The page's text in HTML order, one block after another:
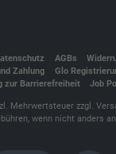
AGBs
Zahlung
Glo
zur Barrierefreiheit
Job
Mehrwertsteuer zzgl.
wenn nicht anders